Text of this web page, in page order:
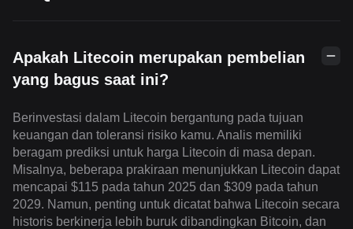
Apakah Litecoin merupakan pembelian
yang bagus saat ini?
Berinvestasi dalam Litecoin bergantung pada tujuan
keuangan dan toleransi risiko kamu. Analis memiliki
beragam prediksi untuk harga Litecoin di masa depan.
Misalnya, beberapa prakiraan menunjukkan Litecoin dapat
mencapai $115 pada tahun 2025 dan $309 pada tahun
2029. Namun, penting untuk dicatat bahwa Litecoin secara
historis berkinerja lebih buruk dibandingkan Bitcoin, dan